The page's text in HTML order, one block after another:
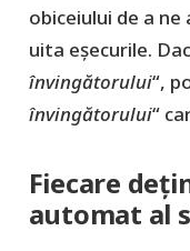
obiceiului de a
uita eșecurile.
învingătorului“,
învingătorului“
Fiecare
automat al